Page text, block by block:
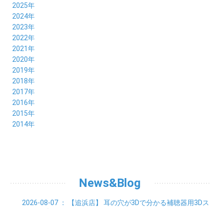
2025年
12月 (14)
11月 (17)
10月 (21)
09月 (20)
08月 (20)
07月 (18)
06月 (22)
05月 (21)
04月 (19)
03月 (19)
02月 (19)
01月 (21)
2024年
12月 (19)
11月 (21)
10月 (23)
09月 (23)
08月 (20)
07月 (21)
06月 (22)
05月 (18)
04月 (26)
03月 (23)
02月 (29)
2023年
12月 (19)
11月 (19)
10月 (20)
09月 (22)
08月 (24)
07月 (26)
06月 (25)
05月 (28)
04月 (26)
03月 (30)
2022年
12月 (36)
11月 (16)
10月 (22)
09月 (20)
08月 (18)
07月 (21)
06月 (23)
05月 (25)
04月 (20)
2021年
12月 (18)
11月 (19)
10月 (20)
09月 (24)
08月 (35)
07月 (17)
06月 (25)
05月 (31)
2020年
12月 (19)
11月 (23)
10月 (24)
09月 (29)
08月 (26)
07月 (25)
06月 (21)
2019年
12月 (26)
11月 (21)
10月 (26)
09月 (26)
08月 (31)
07月 (22)
2018年
12月 (22)
11月 (28)
10月 (23)
09月 (27)
08月 (24)
01月 (24)
2017年
12月 (20)
11月 (22)
10月 (21)
02月 (20)
2016年
12月 (26)
11月 (21)
03月 (25)
2015年
12月 (36)
06月 (15)
04月 (9)
2014年
News&Blog
2026-08-07 ： 【追浜店】 耳の穴が3Dで分かる補聴器用3Dス